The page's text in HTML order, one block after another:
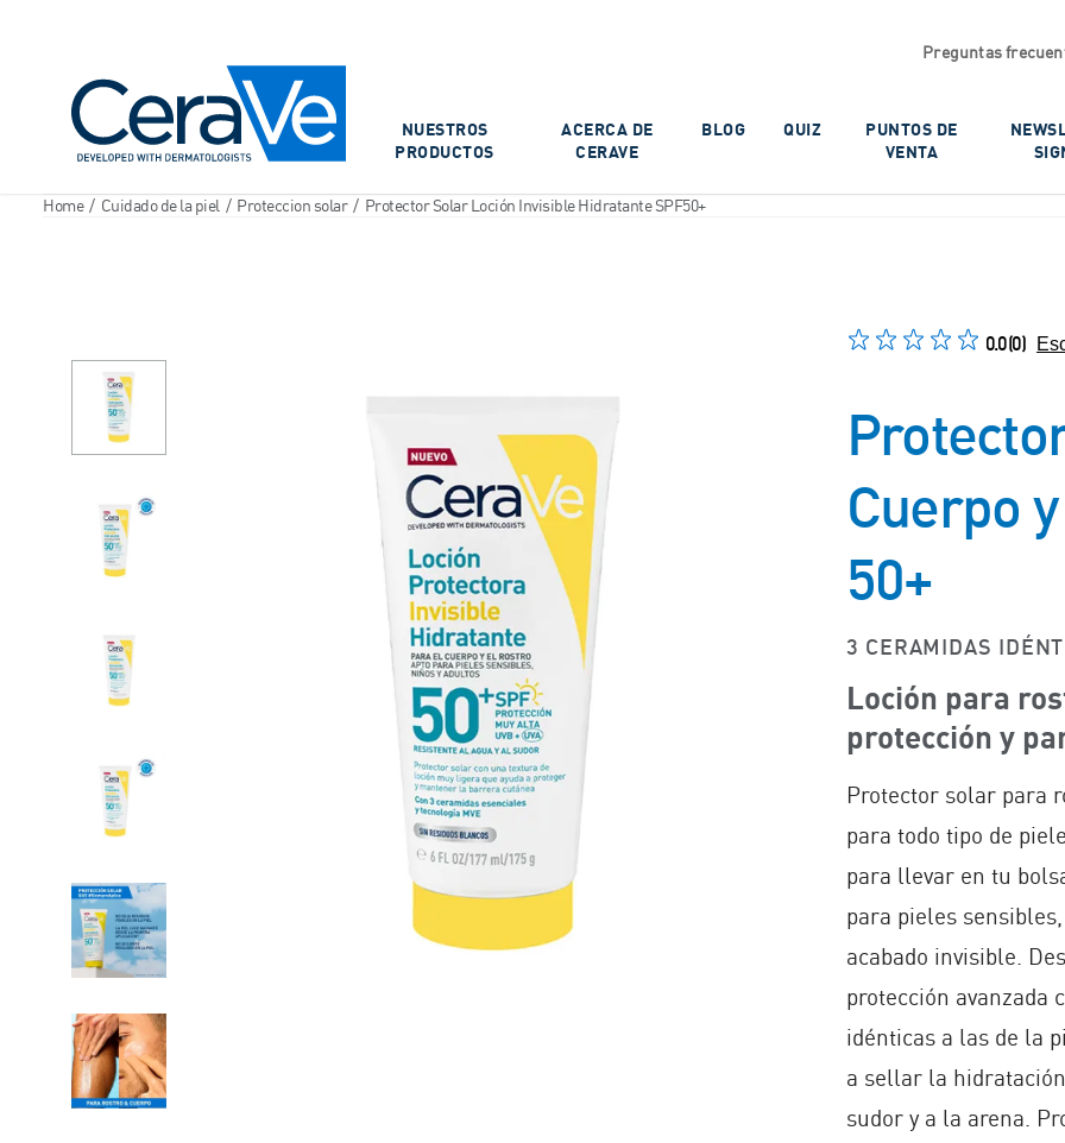
Preguntas
NUESTROS
PRODUCTOS
ACERCA DE
CERAVE
BLOG QUIZ
PUNTOS DE
VENTA
Home / Cuidado de la piel / Proteccion solar / Protector Solar Loción Invisible Hidratante SPF50+
0.0(0)
Cuerpo
50+
3 CERAMIDAS
Loción para
protección y
Protector solar para
para todo tipo de
para llevar en tu
para pieles
acabado invisible.
protección avanzada
idénticas a las de la
a sellar la
sudor y a la arena.